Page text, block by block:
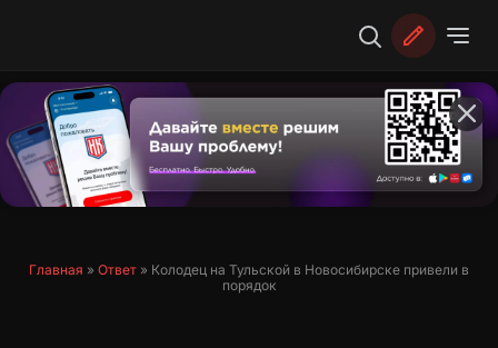
Главная » Ответ » Колодец на Тульской в Новосибирске привели в
порядок